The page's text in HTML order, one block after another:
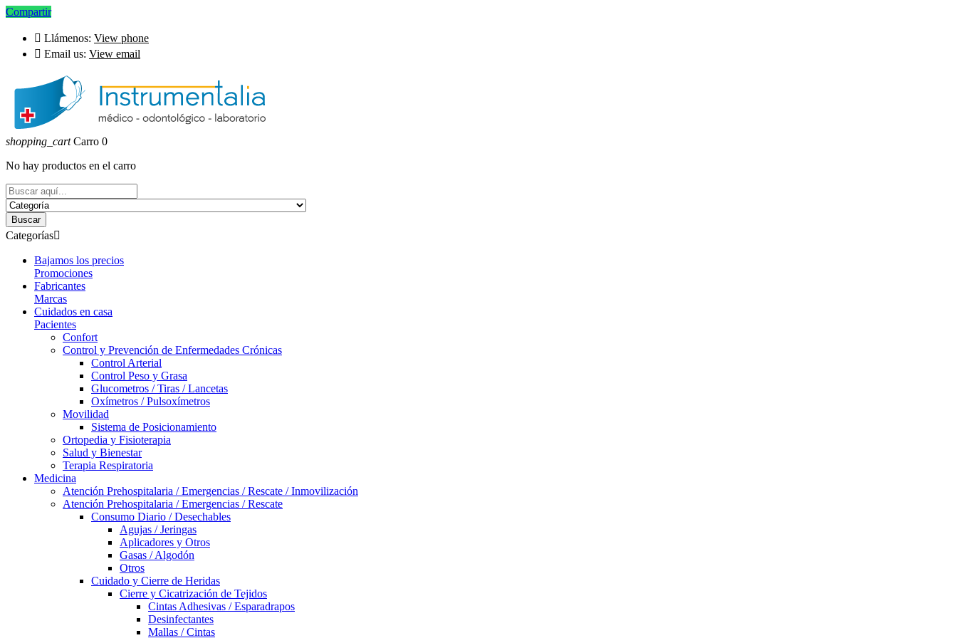
Compartir
 Llámenos: View phone
 Email us: View email
shopping_cart Carro 0
No hay productos en el carro
Buscar
Categorías
Bajamos los precios
Promociones
Fabricantes
Marcas
Cuidados en casa
Pacientes
Confort
Control y Prevención de Enfermedades Crónicas
Control Arterial
Control Peso y Grasa
Glucometros / Tiras / Lancetas
Oxímetros / Pulsoxímetros
Movilidad
Sistema de Posicionamiento
Ortopedia y Fisioterapia
Salud y Bienestar
Terapia Respiratoria
Medicina
Atención Prehospitalaria / Emergencias / Rescate / Inmovilización
Atención Prehospitalaria / Emergencias / Rescate
Consumo Diario / Desechables
Agujas / Jeringas
Aplicadores y Otros
Gasas / Algodón
Otros
Cuidado y Cierre de Heridas
Cierre y Cicatrización de Tejidos
Cintas Adhesivas / Esparadrapos
Desinfectantes
Mallas / Cintas